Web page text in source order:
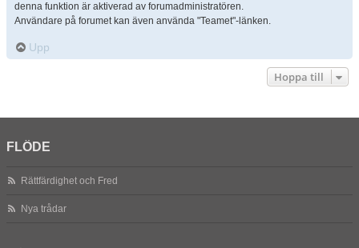
denna funktion är aktiverad av forumadministratören.
Användare på forumet kan även använda "Teamet"-länken.
Upp
Hoppa till
FLÖDE
Rättfärdighet och Fred
Nya trådar